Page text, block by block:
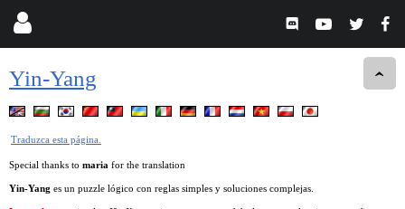
Yin-Yang
Traduzca esta página.
Special thanks to maria for the translation
Yin-Yang es un puzzle lógico con reglas simples y soluciones complejas.